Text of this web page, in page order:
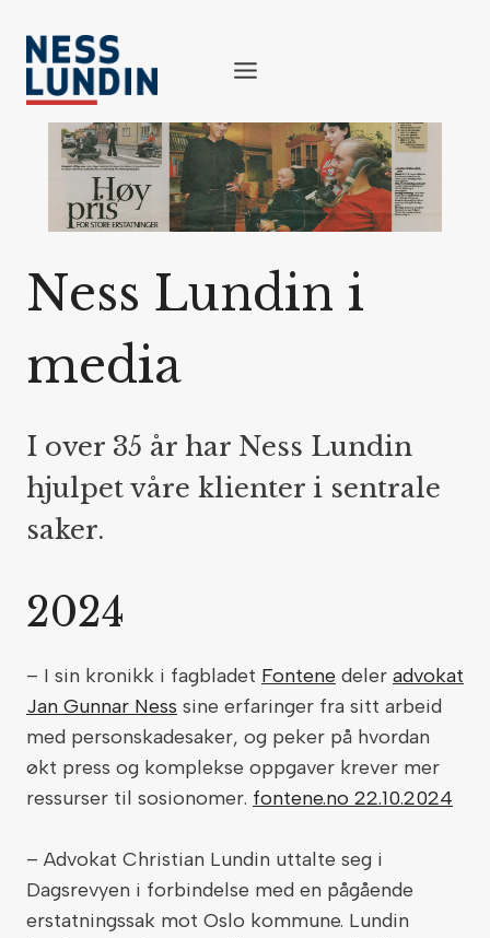
content
Ness Lundin i
media
I over 35 år har Ness Lundin
hjulpet våre klienter i sentrale
saker.
2024
– I sin kronikk i fagbladet Fontene deler advokat
Jan Gunnar Ness sine erfaringer fra sitt arbeid
med personskadesaker, og peker på hvordan
økt press og komplekse oppgaver krever mer
ressurser til sosionomer. fontene.no 22.10.2024
– Advokat Christian Lundin uttalte seg i
Dagsrevyen i forbindelse med en pågående
erstatningssak mot Oslo kommune. Lundin